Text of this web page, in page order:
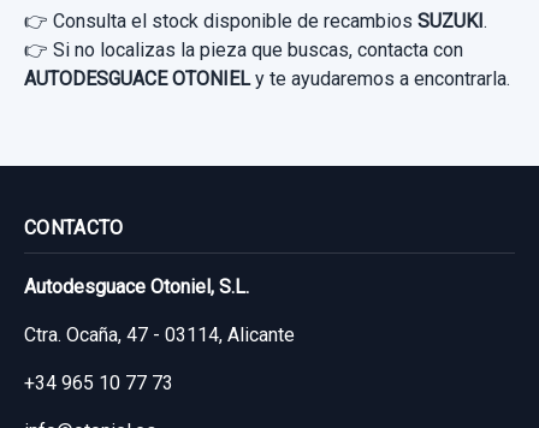
Sin IVA, gastos de envío no incluidos.
Consultar por whatsapp
SUZUKI IGNIS RM (MH) BÁSICO
20,00 €
Sin IVA, gastos de envío no incluidos.
SUZUKI IGNIS RM (MH) BÁSICO
Garantía 1 año
Ref:657615 OEM:4815086G00
19,83 €
AMORTIGUADOR TRASERO IZQUIERDO
AMORTIGUADOR TRASERO IZQUIERDO
SUZUKI IGNIS RM (MH) BÁSICO
👉 Consulta el stock disponible de recambios SUZUKI.
👉 Si no localizas la pieza que buscas, contacta con
AUTODESGUACE OTONIELy te ayudaremos a encontrarla.
CONTACTO
Autodesguace Otoniel, S.L.
Ctra. Ocaña, 47 - 03114, Alicante
+34 965 10 77 73